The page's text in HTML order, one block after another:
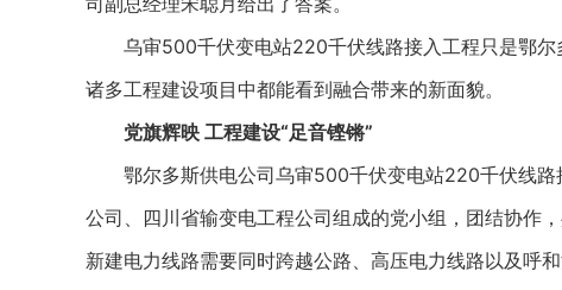
乌审500千伏变电站220千伏线路接入工程只是鄂尔
诸多工程建设项目中都能看到融合带来的新面貌。
党旗辉映 工程建设“足音铿锵”
鄂尔多斯供电公司乌审500千伏变电站220千伏线路
公司、四川省输变电工程公司组成的党小组，团结协作
新建电力线路需要同时跨越公路、高压电力线路以及呼